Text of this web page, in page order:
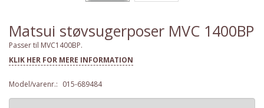
Matsui støvsugerposer MVC 1400BP
Passer til MVC1400BP.
KLIK HER FOR MERE INFORMATION
Model/varenr.: 015-689484